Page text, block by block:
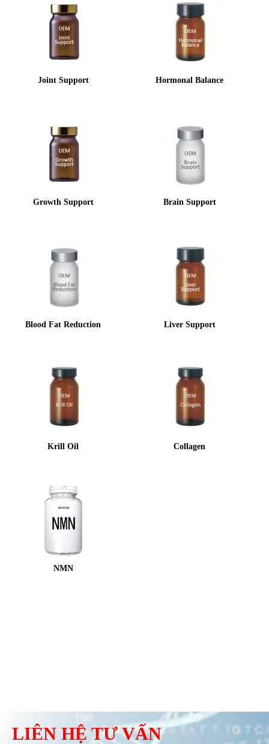
Joint Support Hormonal Balance
Growth Support Brain Support
Blood Fat Reduction Liver Support
Krill Oil Collagen
NMN
LIÊN HỆ TƯ VẤN